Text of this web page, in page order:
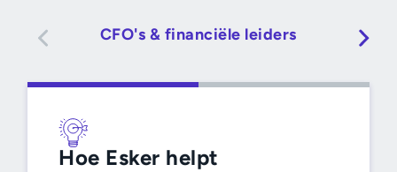
CFO's & financiële leiders
Hoe Esker helpt